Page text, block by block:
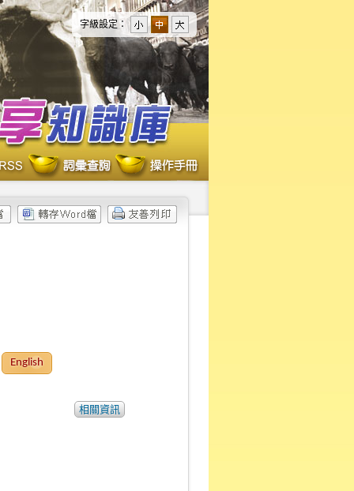
字級設定：
English
相關資訊